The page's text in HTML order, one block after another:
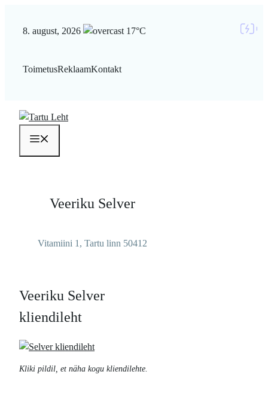
8. august, 2026 17°C
ToimetusReklaamKontakt
Veeriku Selver
Vitamiini 1, Tartu linn 50412
Veeriku Selver
kliendileht
Kliki pildil, et näha kogu kliendilehte.